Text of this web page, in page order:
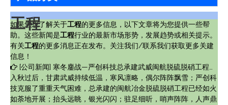
工程
如果您想了解关于工程的更多信息，以下文章将为您提供一些帮
助。这些新闻是工程行业的最新市场形势，发展趋势或相关提示。
有关工程的更多消息正在发布。关注我们/联系我们获取更多关建
信息！
[公司新闻] 寒冬鏖战—严创科技总承建武威闽航脱硫脱硝工程顺利施工
入秋过后，甘肃武威持续低温，寒风凛略，偶尔阵阵飘雪；严创科
技克服了重重天气困难，总承建的闽航冶金脱硫脱硝工程已经如火
如荼地开展；抬头远眺，银光闪闪；驻足细听，哨声阵阵，人声鼎